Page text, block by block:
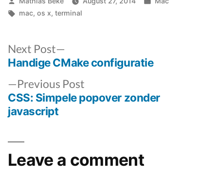
by
Tags:
mac,os x,terminal
Post
navigation
Previous Post
post:
CSS: Simpele popover zonder
javascript
Next Post
post:
Handige CMake configuratie
Leave a comment